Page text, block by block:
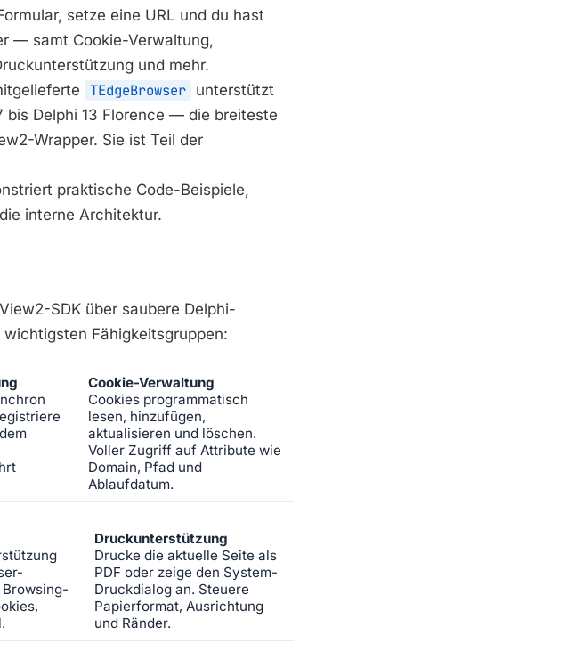
setze eine URL und du hast
— samt Cookie-Verwaltung,
und mehr.
TEdgeBrowser unterstützt
bis Delphi 13 Florence — die breiteste
Wrapper. Sie ist Teil der
praktische Code-Beispiele,
interne Architektur.
SDK über saubere Delphi-
Fähigkeitsgruppen:
Cookie-Verwaltung
Cookies programmatisch
lesen, hinzufügen,
aktualisieren und löschen.
Voller Zugriff auf Attribute wie
Domain, Pfad und
Ablaufdatum.
Druckunterstützung
Drucke die aktuelle Seite als
PDF oder zeige den System-
Druckdialog an. Steuere
Papierformat, Ausrichtung
und Ränder.